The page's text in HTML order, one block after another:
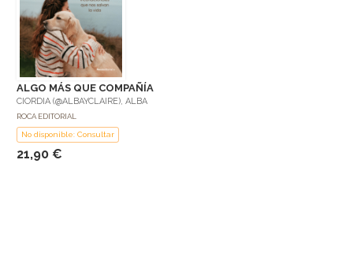
ALGO MÁS QUE COMPAÑÍA
CIORDIA (@ALBAYCLAIRE), ALBA
ROCA EDITORIAL
No disponible: Consultar
21,90 €